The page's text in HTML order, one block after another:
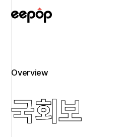
Overview
국회보